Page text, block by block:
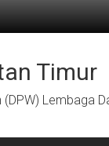
Timur
(DPW) Lembaga